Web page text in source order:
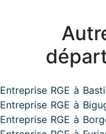
Entreprise RGE à
Entreprise RGE à
Entreprise RGE à